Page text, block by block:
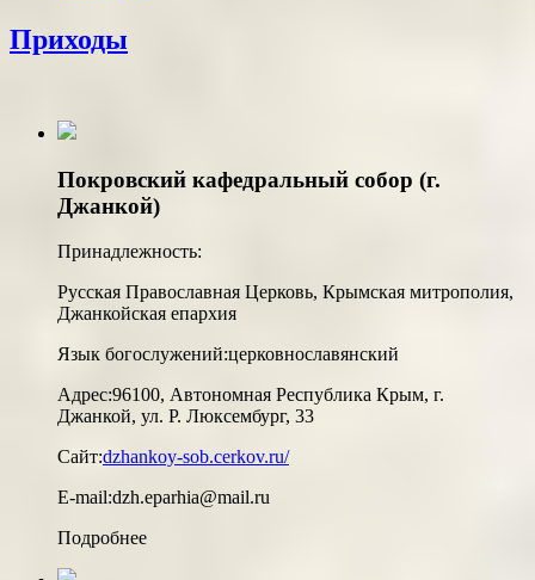
Приходы
Покровский кафедральный собор (г.
Джанкой)
Принадлежность:
Русская Православная Церковь, Крымская митрополия,
Джанкойская епархия
Язык богослужений:церковнославянский
Адрес:96100, Автономная Республика Крым, г.
Джанкой, ул. Р. Люксембург, 33
Сайт:dzhankoy-sob.cerkov.ru/
E-mail:dzh.eparhia@mail.ru
Подробнее